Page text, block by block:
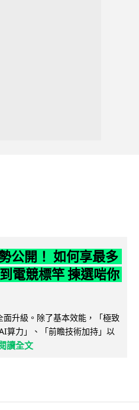
公開！ 如何享最多
電競標竿 揀選啱你
升級。除了基本效能，「極致
算力」、「前瞻技術加持」以
閱讀全文